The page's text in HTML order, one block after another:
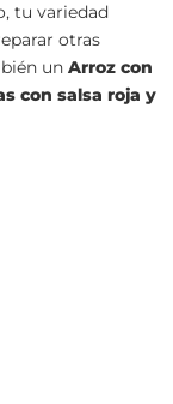
tu variedad
otras
unArroz con
con salsa roja y